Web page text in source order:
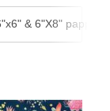
& 6"X8" papper